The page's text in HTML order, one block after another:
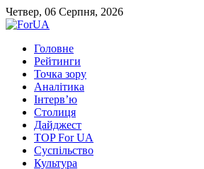
Четвер, 06 Серпня, 2026
Головне
Рейтинги
Точка зору
Аналітика
Інтерв’ю
Столиця
Дайджест
TOP For UA
Суспiльство
Культура